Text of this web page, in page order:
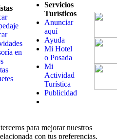
en
Servicios
Turísticos
Anunciar
aquí
Ayuda
Mi Hotel
o Posada
Mi
Actividad
Turística
Publicidad
para mejorar nuestros
con tus preferencias.